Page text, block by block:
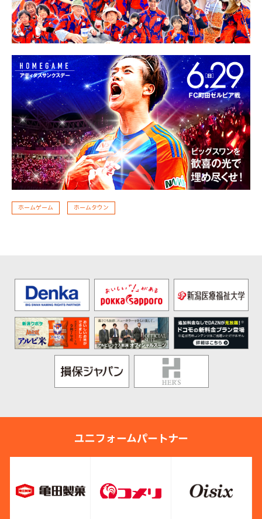
ホームゲーム ホームタウン
ユニフォームパートナー